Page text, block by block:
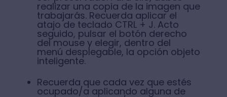
realizar una copia de la imagen que
trabajarás. Recuerda aplicar el
atajo de teclado CTRL + J. Acto
seguido, pulsar el botón derecho
del mouse y elegir, dentro del
menú desplegable, la opción objeto
inteligente.
Recuerda que cada vez que estés
ocupado/a aplicando alguna de